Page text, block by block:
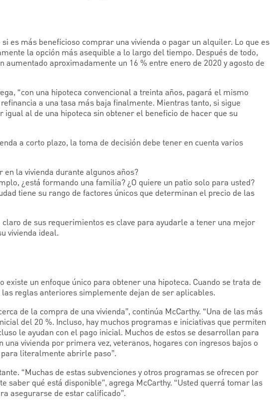
es más beneficioso comprar una vivienda o pagar un alquiler. Lo que es
la opción más asequible a lo largo del tiempo. Después de todo,
aproximadamente un 16 % entre enero de 2020 y agosto de
“con una hipoteca convencional a treinta años, pagará el mismo
a una tasa más baja finalmente. Mientras tanto, si sigue
al de una hipoteca sin obtener el beneficio de hacer que su
a corto plazo, la toma de decisión debe tener en cuenta varios
la vivienda durante algunos años?
¿está formando una familia? ¿O quiere un patio solo para usted?
tiene su rango de factores únicos que determinan el precio de las
de sus requerimientos es clave para ayudarle a tener una mejor
vivienda ideal.
existe un enfoque único para obtener una hipoteca. Cuando se trata de
reglas anteriores simplemente dejan de ser aplicables.
de la compra de una vivienda”, continúa McCarthy. “Una de las más
del 20 %. Incluso, hay muchos programas e iniciativas que permiten
le ayudan con el pago inicial. Muchos de estos se desarrollan para
vivienda por primera vez, veteranos, hogares con ingresos bajos o
literalmente abrirle paso”.
“Muchas de estas subvenciones y otros programas se ofrecen por
saber qué está disponible”, agrega McCarthy. “Usted querrá tomar las
asegurarse de estar calificado”.